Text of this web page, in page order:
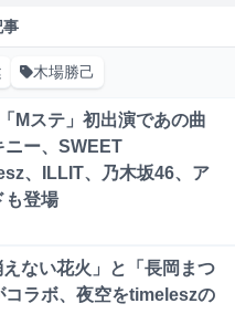
事
木場勝己
Mステ」初出演であの曲
ニー、SWEET
、ILLIT、乃木坂46、ア
も登場
ない花火」と「長岡まつ
コラボ、夜空をtimeleszの